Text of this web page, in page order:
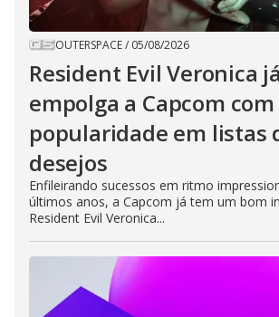
OUTERSPACE/ 05/08/2026
Resident Evil Veronica já
empolga a Capcom com
popularidade em listas
desejos
Enfileirando sucessos em ritmo
últimos anos, a Capcom já tem um bom
Resident Evil Veronica...